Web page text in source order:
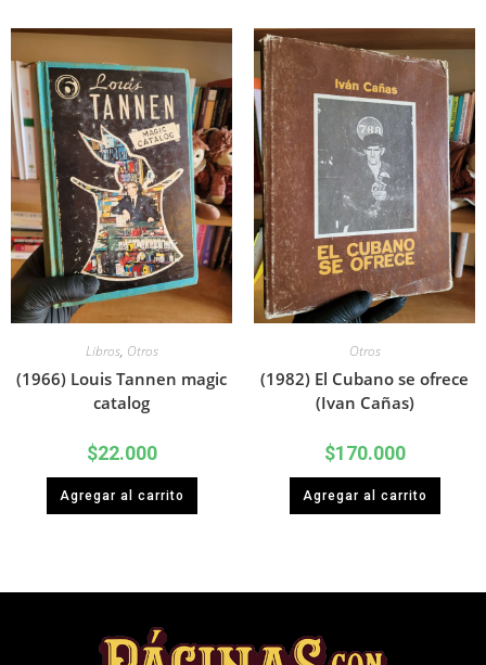
Libros, Otros
(1966) Louis Tannen magic
catalog
$22.000
Agregar al carrito
Otros
(1982) El Cubano se ofrece
(Ivan Cañas)
$170.000
Agregar al carrito